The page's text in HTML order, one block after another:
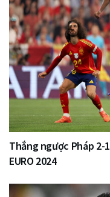
Thắng ngược Pháp 2-
EURO 2024